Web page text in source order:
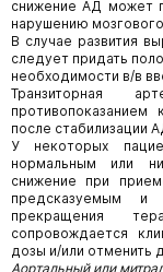
снижение АД может
нарушению
В случае развития
следует придать
необходимости в/в
Транзиторная
после стабилизации
У некоторых
нормальным или
снижение при
предсказуемым
прекращения
сопровождается
дозы и/или отменить
Аортальный или